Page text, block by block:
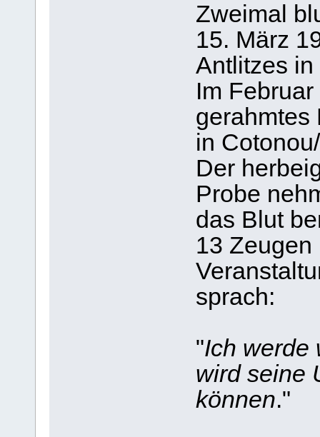
Zweimal
15. März
Antlitzes
Im
in
Der
Probe
das Blut
13 Zeugen
sprach:
"Ich werde
wird seine
können."